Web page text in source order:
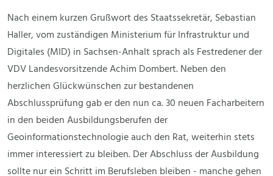
Nach einem kurzen Grußwort des Staatssekretär, Sebastian
Haller, vom zuständigen Ministerium für Infrastruktur und
Digitales (MID) in Sachsen-Anhalt sprach als Festredener der
VDV Landesvorsitzende Achim Dombert. Neben den
herzlichen Glückwünschen zur bestandenen
Abschlussprüfung gab er den nun ca. 30 neuen Facharbeitern
in den beiden Ausbildungsberufen der
Geoinformationstechnologie auch den Rat, weiterhin stets
immer interessiert zu bleiben. Der Abschluss der Ausbildung
sollte nur ein Schritt im Berufsleben bleiben - manche gehen